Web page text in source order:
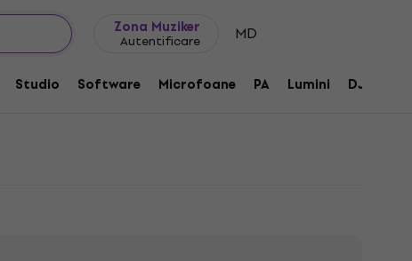
Zona Muziker
Autentificare MD
Studio Software Microfoane PA Lumini DJ